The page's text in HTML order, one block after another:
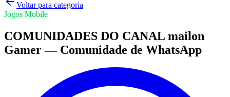
Voltar para categoria
Jogos Mobile
COMUNIDADES DO CANAL mailon
Gamer— Comunidade de WhatsApp